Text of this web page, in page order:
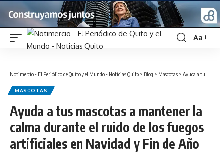
Font
Aa
Notimercio - El Periódico de Quito y el Mundo - Noticias Quito > Blog > Mascotas > Ayuda a tus mascotas a mantener la calma durante el ruido de los fuegos artificiales en Navidad y Fin de Año
MASCOTAS
Ayuda a tus mascotas a mantener la
calma durante el ruido de los fuegos
artificiales en Navidad y Fin de Año